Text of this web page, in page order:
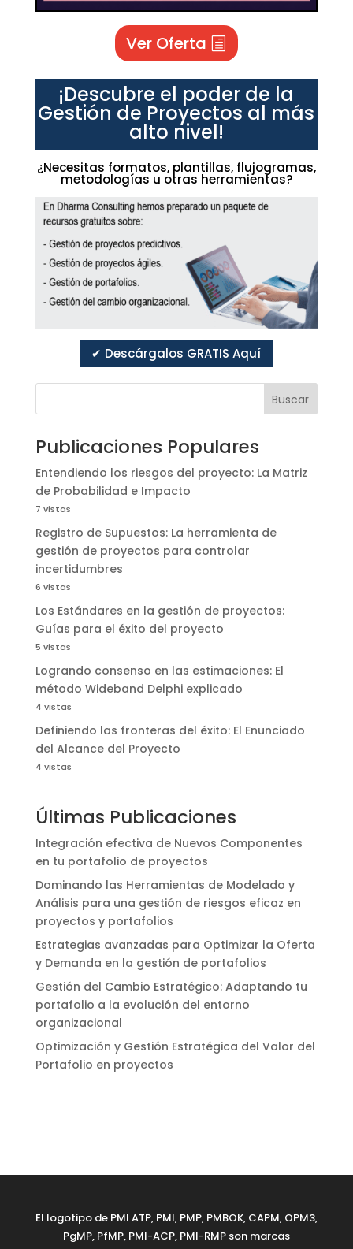
Ver Oferta
¡Descubre el poder de la
Gestión de Proyectos al más
alto nivel!
¿Necesitas formatos, plantillas, flujogramas,
metodologías u otras herramientas?
✔ Descárgalos GRATIS Aquí
Buscar
Publicaciones Populares
Entendiendo los riesgos del proyecto: La Matriz
de Probabilidad e Impacto
7 vistas
Registro de Supuestos: La herramienta de
gestión de proyectos para controlar
incertidumbres
6 vistas
Los Estándares en la gestión de proyectos:
Guías para el éxito del proyecto
5 vistas
Logrando consenso en las estimaciones: El
método Wideband Delphi explicado
4 vistas
Definiendo las fronteras del éxito: El Enunciado
del Alcance del Proyecto
4 vistas
Últimas Publicaciones
Integración efectiva de Nuevos Componentes
en tu portafolio de proyectos
Dominando las Herramientas de Modelado y
Análisis para una gestión de riesgos eficaz en
proyectos y portafolios
Estrategias avanzadas para Optimizar la Oferta
y Demanda en la gestión de portafolios
Gestión del Cambio Estratégico: Adaptando tu
portafolio a la evolución del entorno
organizacional
Optimización y Gestión Estratégica del Valor del
Portafolio en proyectos
El logotipo de PMI ATP, PMI, PMP, PMBOK, CAPM, OPM3,
PgMP, PfMP, PMI-ACP, PMI-RMP son marcas